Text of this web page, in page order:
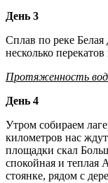
День 3
Сплав по реке
несколько
Протяженность
День 4
Утром собираем
километров нас
площадки скал
спокойная и теплая
стоянке, рядом с